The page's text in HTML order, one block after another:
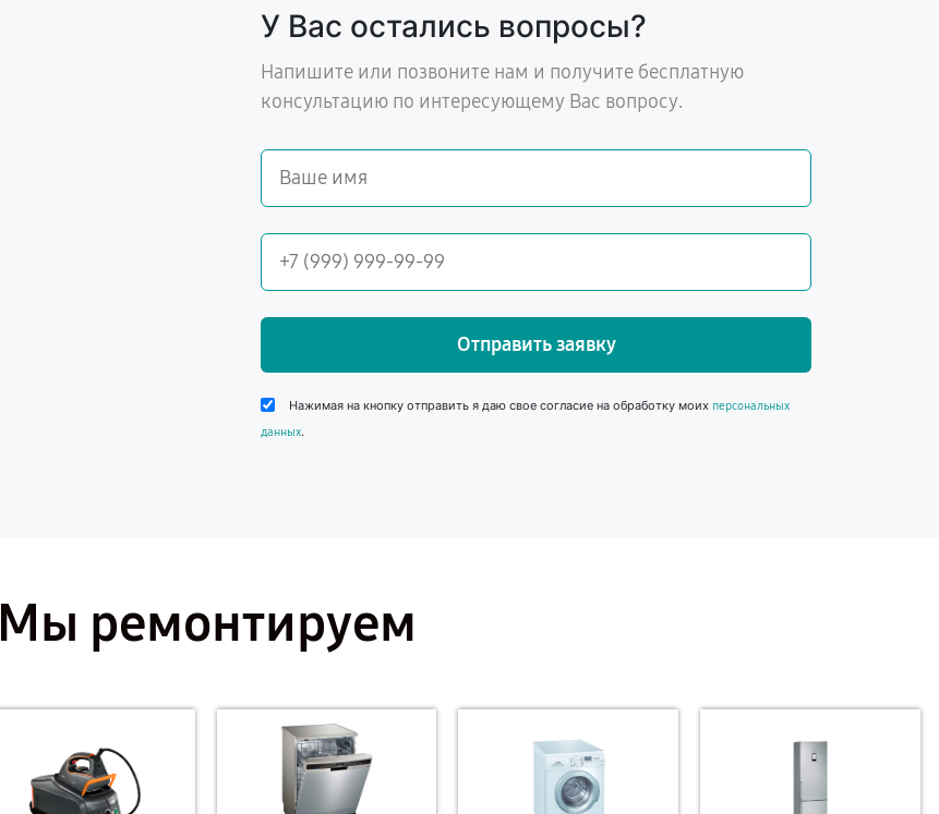
У Вас остались вопросы?
Напишите или позвоните нам и получите бесплатную
консультацию по интересующему Вас вопросу.
Отправить заявку
Нажимая на кнопку отправить я даю свое согласие на обработку моих персональных
данных.
Мы ремонтируем